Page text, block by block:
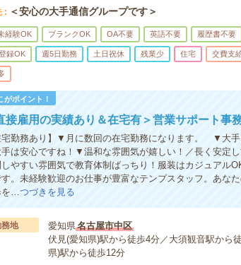
＜安心の大手通信グループです＞
経験OK ブランクOK OA不要 英語不要 履歴書不要
録OK 週5日勤務 土日祝休 残業少 住宅 交費支
がポイント！
接雇用の実績あり＆在宅有＞営業サポート事
宅勤務あり】▼月に数回の在宅勤務になります。 ▼大
手は安心ですね！▼温和な雰囲気が嬉しい！／長く安定
やすい雰囲気で教育体制ばっちり！服装はカジュアル
。未経験歓迎のお仕事が豊富なテンプスタッフ。あな
を…つづきを見る
務地 愛知県名古屋市中区
伏見(愛知県)駅から徒歩4分／大須観音駅から
県)駅から徒歩12分